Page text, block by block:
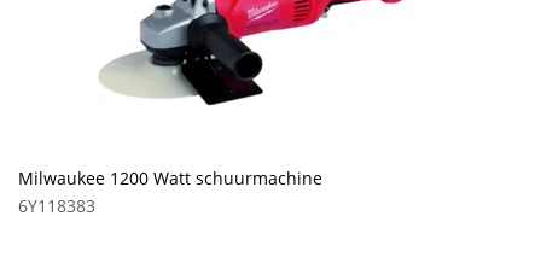
Milwaukee 1200 Watt schuurmachine
6Y118383